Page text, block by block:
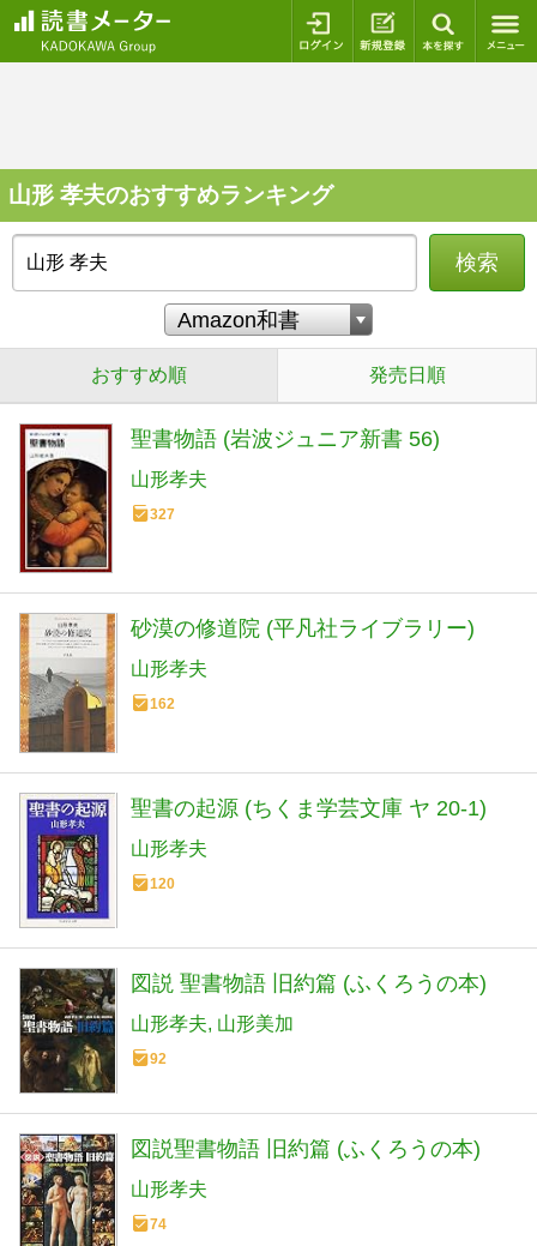
ログイン 新規登録
山形 孝夫のおすすめランキング
検索
おすすめ順 発売日順
聖書物語 (岩波ジュニア新書 56)
山形孝夫
327
砂漠の修道院 (平凡社ライブラリー)
山形孝夫
162
聖書の起源 (ちくま学芸文庫 ヤ 20-1)
山形孝夫
120
図説 聖書物語 旧約篇 (ふくろうの本)
山形孝夫 山形美加
92
図説聖書物語 旧約篇 (ふくろうの本)
山形孝夫
74